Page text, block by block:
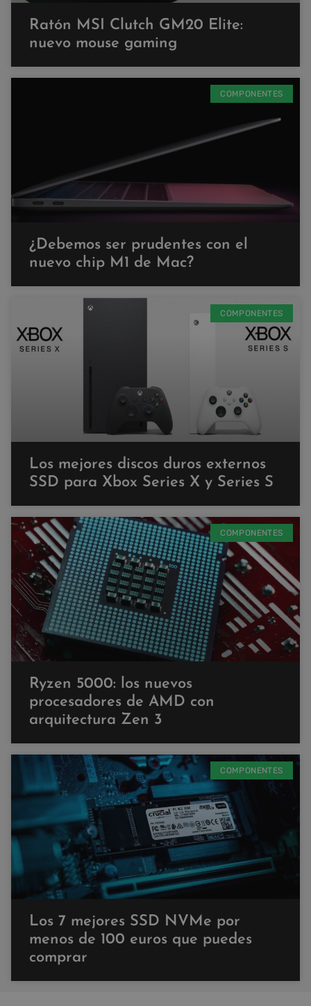
Ratón MSI Clutch GM20 Elite:
nuevo mouse gaming
COMPONENTES
¿Debemos ser prudentes con el
nuevo chip M1 de Mac?
COMPONENTES
Los mejores discos duros externos
SSD para Xbox Series X y Series S
COMPONENTES
Ryzen 5000: los nuevos
procesadores de AMD con
arquitectura Zen 3
COMPONENTES
Los 7 mejores SSD NVMe por
menos de 100 euros que puedes
comprar